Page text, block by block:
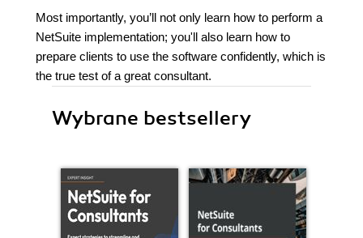
Most importantly, you’ll not only learn how to perform a
NetSuite implementation; you'll also learn how to
prepare clients to use the software confidently, which is
the true test of a great consultant.
Wybrane bestsellery